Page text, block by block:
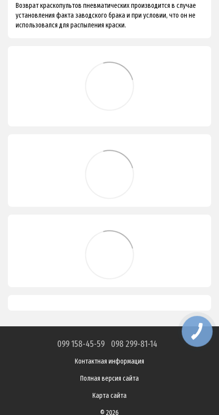
Возврат краскопультов пневматических производится в случае
установления факта заводского брака и при условии, что он не
использовался для распыления краски.
099 158-45-59 098 299-81-14
Контактная информация
Полная версия сайта
Карта сайта
© 2026